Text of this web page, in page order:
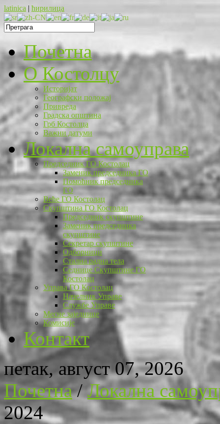
latinica | ћирилица
Почетна
O Костолцу
Историјат
Географски положај
Привреда
Градска општина
Грб Костолца
Важни датуми
Локална самоуправа
Председник ГО Костолац
Заменик председника ГО
Помоћник председника
ГО
Веће ГО Костолац
Скупштина ГО Костолац
Председник скупштине
Заменик председника
скупштине
Секретар скупштине
Одборници
Стална радна тела
Седнице Скупштине ГО
Костолац
Управа ГО Костолац
Начелник Управе
Службе Управе
Месне заједнице
Комисије
Контакт
петак, август 07, 2026
Почетна/Локална
2024